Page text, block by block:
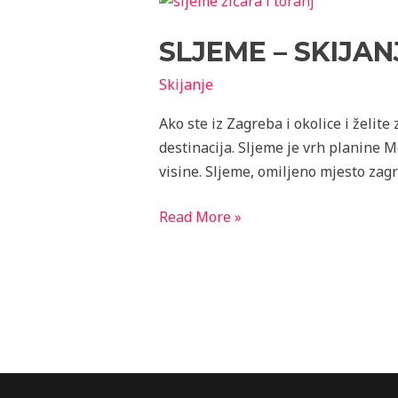
SLJEME –
Skijanje
Ako ste iz Zagreba i okolice i
destinacija. Sljeme je vrh planine
visine. Sljeme, omiljeno mjesto
skijanje
sanjkanje
nadomak
Zagreba
Read More »